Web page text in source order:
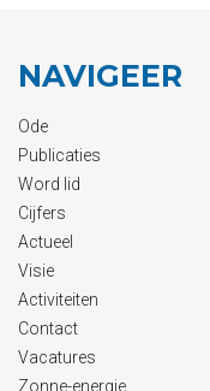
NAVIGEER
Ode
Publicaties
Word lid
Cijfers
Actueel
Visie
Activiteiten
Contact
Vacatures
Zonne-energie